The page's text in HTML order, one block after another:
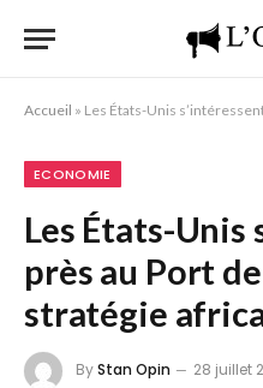
Accueil » Les États-Unis s’intéressent de
ECONOMIE
Les États-Unis
près au Port
stratégie
ByStan Opin 28 juillet